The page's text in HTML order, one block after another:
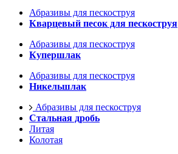
Абразивы для пескоструя
Кварцевый песок для пескоструя
Абразивы для пескоструя
Купершлак
Абразивы для пескоструя
Никельшлак
Абразивы для пескоструя
Стальная дробь
Литая
Колотая